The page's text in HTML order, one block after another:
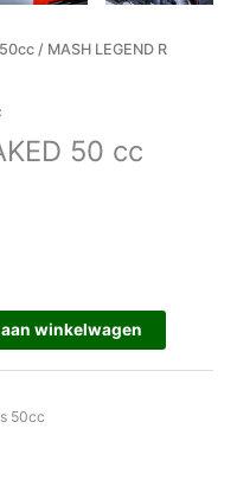
/ MASH LEGEND R
50 cc
winkelwagen
50cc